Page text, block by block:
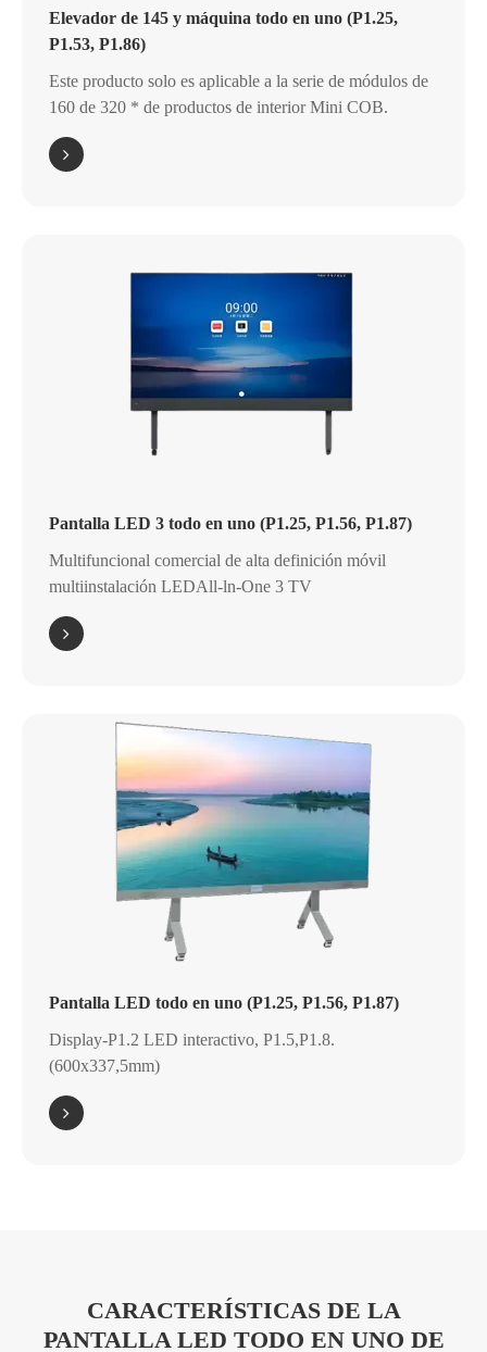
Elevador de 145 y máquina todo en uno (P1.25,
P1.53, P1.86)
Este producto solo es aplicable a la serie de módulos de
160 de 320 * de productos de interior Mini COB.
Pantalla LED 3 todo en uno (P1.25, P1.56, P1.87)
Multifuncional comercial de alta definición móvil
multiinstalación LEDAll-ln-One 3 TV
Pantalla LED todo en uno (P1.25, P1.56, P1.87)
Display-P1.2 LED interactivo, P1.5,P1.8.
(600x337,5mm)
CARACTERÍSTICAS DE LA
PANTALLA LED TODO EN UNO DE